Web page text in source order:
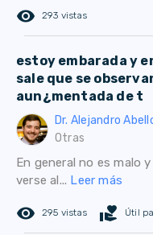
remove_red_eye 293 vistas
estoy embarada y
sale que se
aun¿mentada de t
Dr. Alejandro
Otras
En general no es malo
verse al... Leer más
remove_red_eye 295 vistas volunteer_activism Útil